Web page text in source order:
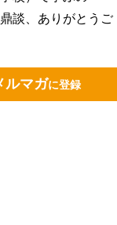
談、ありがとうご
ルマガに登録